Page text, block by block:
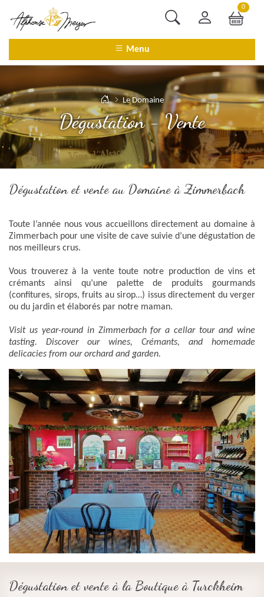
Menu
0
Le Domaine
Dégustation - Vente
Dégustation et vente au Domaine à Zimmerbach
Toute l’année nous vous accueillons directement au domaine à
Zimmerbach pour une visite de cave suivie d’une dégustation de
nos meilleurs crus.
Vous trouverez à la vente toute notre production de vins et
crémants ainsi qu’une palette de produits gourmands
(confitures, sirops, fruits au sirop…) issus directement du verger
ou du jardin et élaborés par notre maman.
Visit us year-round in Zimmerbach for a cellar tour and wine
tasting. Discover our wines, Crémants, and homemade
delicacies from our orchard and garden.
Dégustation et vente à la Boutique à Turckheim